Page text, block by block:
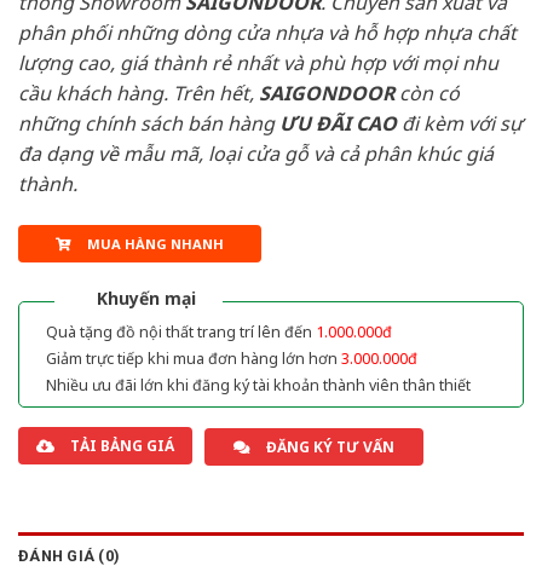
phân phối những dòng cửa nhựa và hỗ hợp nhựa chất
lượng cao, giá thành rẻ nhất và phù hợp với mọi nhu
cầu khách hàng. Trên hết, SAIGONDOORcòn có
những chính sách bán hàng ƯU ĐÃI CAOđi kèm với sự
đa dạng về mẫu mã, loại cửa gỗ và cả phân khúc giá
thành.
MUA HÀNG NHANH
Khuyến mại
Quà tặng đồ nội thất trang trí lên đến 1.000.000đ
Giảm trực tiếp khi mua đơn hàng lớn hơn 3.000.000đ
Nhiều ưu đãi lớn khi đăng ký tài khoản thành viên thân thiết
TẢI BẢNG GIÁ ĐĂNG KÝ TƯ VẤN
ĐÁNH GIÁ (0)